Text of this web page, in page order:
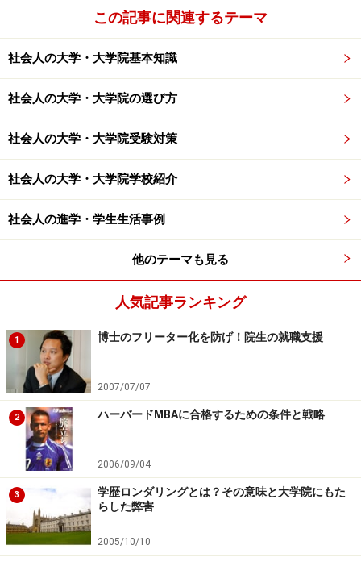
ご存知、厚生労働省の教育訓練給付金。3年以上雇用保
険に加入している人で、かつ労働大臣指定講座を修了し
れるというもの。しかし、もし雇用保険を最後に支払っ
た時から1年以上期間があいてしまうと、教育訓練給付
金受給の対象にはなりません。(2004年3月8日現在)
もし、この給付金制度を利用するのなら、在職時に受講
教育訓練支給の給付手続きについて
■5.『雇用保険被保険者証』の有無を確認
在職中に雇用保険被保険者証の有無を確認します。詳細
は下記を参照にして下さい。
【参照】ハローワークインターネットサービス（雇用保
険手続きのご案内）
【関連記事】
・社会人の時にやっておけば良かったこと（社会人→東
大大学院生）
・確定申告で税金を取り戻そう
・雇用保険を早くもらえる退職理由
この記事に関連するテーマ
社会人の大学・大学院基本知識
社会人の大学・大学院の選び方
社会人の大学・大学院受験対策
社会人の大学・大学院学校紹介
社会人の進学・学生生活事例
他のテーマも見る
人気記事ランキング
1 博士のフリーター化を防げ！院生の就職支援
2007/07/07
2 ハーバードMBAに合格するための条件と戦略
2006/09/04
3
学歴ロンダリングとは？その意味と大学院にもた
らした弊害
2005/10/10